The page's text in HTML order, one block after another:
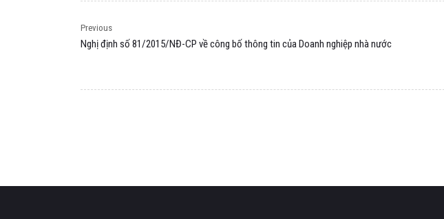
Previous
Nghị định số 81/2015/NĐ-CP về công bố thông tin của Doanh nghiệp nhà nước